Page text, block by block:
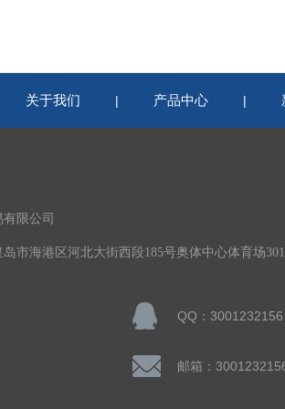
关于我们 | 产品中心 |
限公司
市海港区河北大街西段185号奥体中心体育场
QQ：3001232156
邮箱：